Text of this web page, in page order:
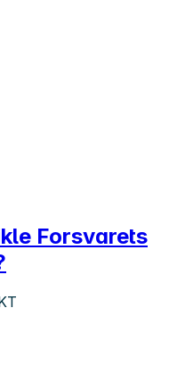
Forsvarets